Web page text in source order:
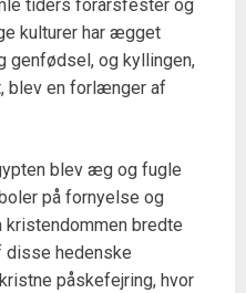
tiders forårsfester og
kulturer har ægget
og kyllingen,
blev en forlænger af
blev æg og fugle
på fornyelse og
bredte
disse hedenske
påskefejring, hvor